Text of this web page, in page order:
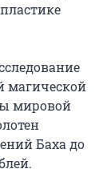
магической
мировой
Баха до